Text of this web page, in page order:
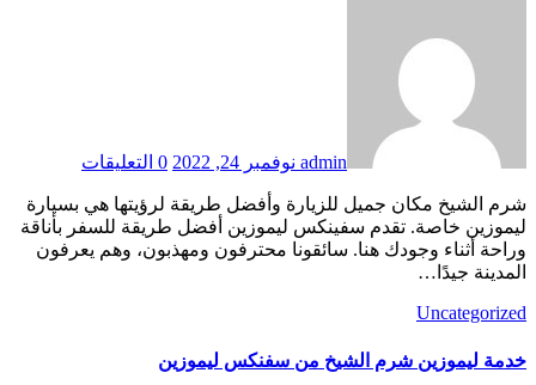
admin نوفمبر 24, 2022 0 التعليقات
شرم الشيخ مكان جميل للزيارة وأفضل طريقة لرؤيتها هي بسيارة
ليموزين خاصة. تقدم سفينكس ليموزين أفضل طريقة للسفر بأناقة
وراحة أثناء وجودك هنا. سائقونا محترفون ومهذبون، وهم يعرفون
المدينة جيدًا…
Uncategorized
خدمة ليموزين شرم الشيخ من سفنكس ليموزين